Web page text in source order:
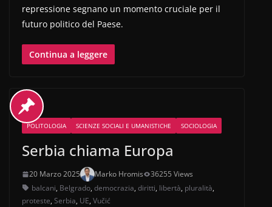
repressione segnano un momento cruciale per il
futuro politico del Paese.
Continua a leggere
POLITOLOGIA SCIENZE SOCIALI E UMANISTICHE SOCIOLOGIA
Serbia chiama Europa
20 Marzo 2025 Marko Hromis
36255 Views
balcani, Belgrado, democrazia, diritti, libertà, pluralità,
proteste, Serbia, UE, Vučić